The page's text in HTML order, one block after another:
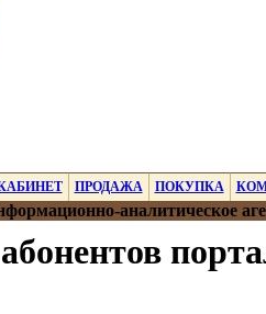
ПРОДАЖА ПОКУПКА
аналитическое